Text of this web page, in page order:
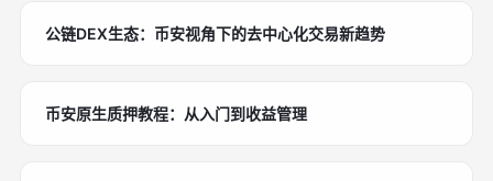
公链DEX生态：币安视角下的去中心化交易新趋势
币安原生质押教程：从入门到收益管理